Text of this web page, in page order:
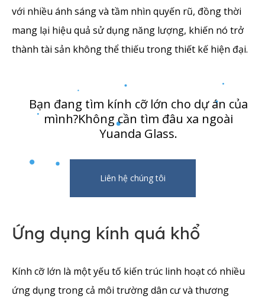
với nhiều ánh sáng và tầm nhìn quyến rũ, đồng thời
mang lại hiệu quả sử dụng năng lượng, khiến nó trở
thành tài sản không thể thiếu trong thiết kế hiện đại.
Bạn đang tìm kính cỡ lớn cho dự án của
mình?Không cần tìm đâu xa ngoài
Yuanda Glass.
Liên hệ chúng tôi
Ứng dụng kính quá khổ
Kính cỡ lớn là một yếu tố kiến ​​trúc linh hoạt có nhiều
ứng dụng trong cả môi trường dân cư và thương